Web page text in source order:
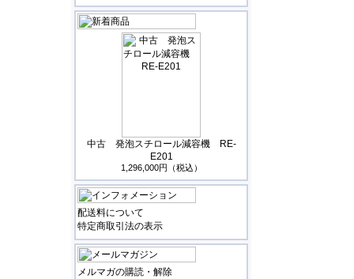
中古 発泡スチロール減容機 RE-
E201
1,296,000円（税込）
配送料について
特定商取引法の表示
メルマガの購読・解除